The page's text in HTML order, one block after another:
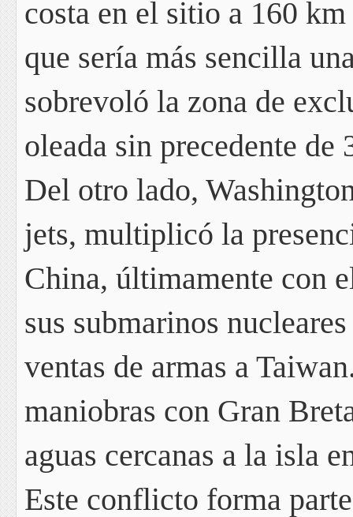
costa en el sitio a 160
que sería más sencilla
sobrevoló la zona de
oleada sin precedente de
Del otro lado,
jets, multiplicó la
China, últimamente con
sus submarinos
ventas de armas a
maniobras con Gran
aguas cercanas a la isla
Este conflicto forma